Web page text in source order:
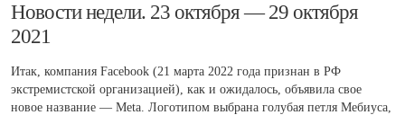
​Новости недели. 23 октября — 29 октября
2021
Итак, компания Facebook (21 марта 2022 года признан в РФ
экстремистской организацией), как и ожидалось, объявила свое
новое название — Meta. Логотипом выбрана голубая петля Мебиуса,